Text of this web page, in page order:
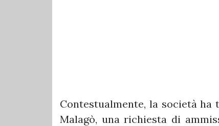
Contestualmente, la società ha
Malagò, una richiesta di